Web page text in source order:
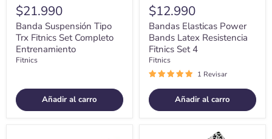
$21.990
Banda Suspensión Tipo
Trx Fitnics Set Completo
Entrenamiento
Fitnics
Añadir al carro
$12.990
Bandas Elasticas Power
Bands Latex Resistencia
Fitnics Set 4
Fitnics
1 Revisar
Añadir al carro